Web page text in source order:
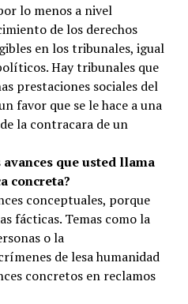
lo menos a nivel
de los derechos
en los tribunales, igual
Hay tribunales que
prestaciones sociales del
favor que se le hace a una
la contracara de un
que usted llama
concreta?
conceptuales, porque
fácticas. Temas como la
o la
de lesa humanidad
concretos en reclamos